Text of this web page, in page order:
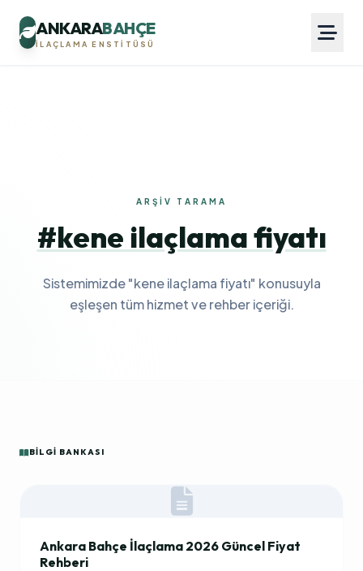
ANKARABAHÇE
İLAÇLAMA ENSTITÜSÜ
ARŞIV TARAMA
#kene ilaçlama fiyatı
Sistemimizde "kene ilaçlama fiyatı" konusuyla
eşleşen tüm hizmet ve rehber içeriği.
BILGI BANKASI
Ankara Bahçe İlaçlama 2026 Güncel Fiyat
Rehberi